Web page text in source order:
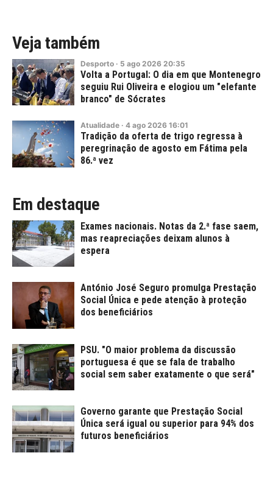
Veja também
Desporto · 5 ago 2026 20:35
Volta a Portugal: O dia em que Montenegro
seguiu Rui Oliveira e elogiou um "elefante
branco" de Sócrates
Atualidade · 4 ago 2026 16:01
Tradição da oferta de trigo regressa à
peregrinação de agosto em Fátima pela
86.ª vez
Em destaque
Exames nacionais. Notas da 2.ª fase saem,
mas reapreciações deixam alunos à
espera
António José Seguro promulga Prestação
Social Única e pede atenção à proteção
dos beneficiários
PSU. "O maior problema da discussão
portuguesa é que se fala de trabalho
social sem saber exatamente o que será"
Governo garante que Prestação Social
Única será igual ou superior para 94% dos
futuros beneficiários